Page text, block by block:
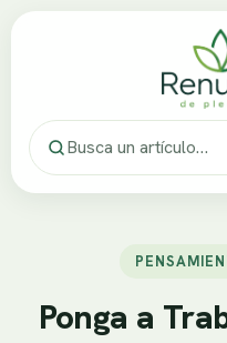
Ponga a